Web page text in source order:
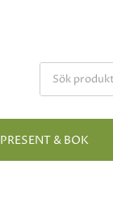
PRESENT & BOK